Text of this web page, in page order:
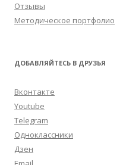
Отзывы
Методическое портфолио
ДОБАВЛЯЙТЕСЬ В ДРУЗЬЯ
Вконтакте
Youtube
Telegram
Одноклассники
Дзен